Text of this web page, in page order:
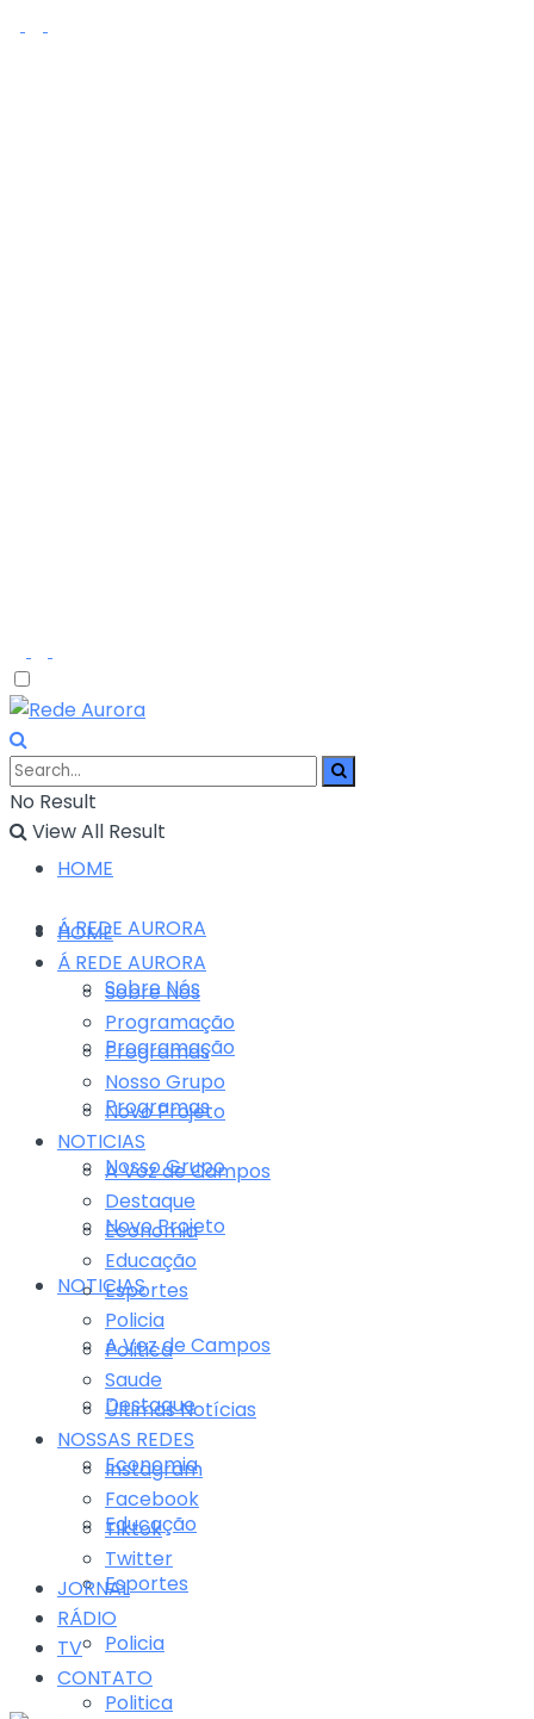
No Result
View All Result
HOME
Á REDE AURORA
Sobre Nós
Programação
Programas
Nosso Grupo
Novo Projeto
NOTICIAS
A Voz de Campos
Destaque
Economia
Educação
Esportes
Policia
Politica
HOME
Á REDE AURORA
Sobre Nós
Programação
Programas
Nosso Grupo
Novo Projeto
NOTICIAS
A Voz de Campos
Destaque
Economia
Educação
Esportes
Policia
Politica
Saude
Últimas Notícias
NOSSAS REDES
Instagram
Facebook
Tiktok
Twitter
JORNAL
RÁDIO
TV
CONTATO